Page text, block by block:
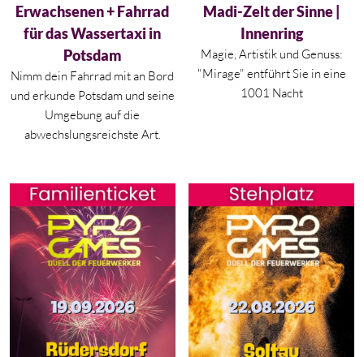
Erwachsenen + Fahrrad
für das Wassertaxi in
Potsdam
Nimm dein Fahrrad mit an Bord
und erkunde Potsdam und seine
Umgebung auf die
abwechslungsreichste Art.
Madi-Zelt der Sinne |
Innenring
Magie, Artistik und Genuss:
"Mirage" entführt Sie in eine
1001 Nacht